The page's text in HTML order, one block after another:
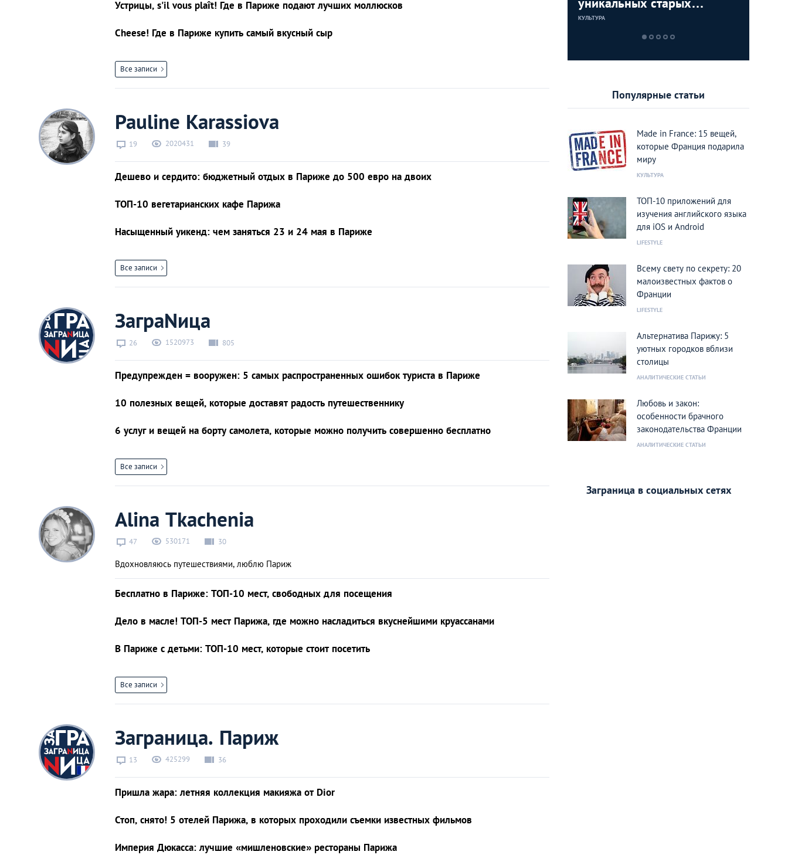
Киев
Лондон
Лос-Анджелес
Пхукет
Санкт-Петербург
Устрицы, s'il vous plaît! Где в Париже подают лучших моллюсков
Cheese! Где в Париже купить самый вкусный сыр
Все записи
Pauline Karassiova
19 2020431 39
Дешево и сердито: бюджетный отдых в Париже до 500 евро на двоих
ТОП-10 вегетарианских кафе Парижа
Насыщенный уикенд: чем заняться 23 и 24 мая в Париже
Все записи
ЗаграNица
26 1520973 805
Предупрежден = вооружен: 5 самых распространенных ошибок туриста в Париже
10 полезных вещей, которые доставят радость путешественнику
6 услуг и вещей на борту самолета, которые можно получить совершенно бесплатно
Все записи
Alina Tkachenia
47 530171 30
Вдохновляюсь путешествиями, люблю Париж
Бесплатно в Париже: ТОП-10 мест, свободных для посещения
Дело в масле! ТОП-5 мест Парижа, где можно насладиться вкуснейшими круассанами
В Париже с детьми: ТОП-10 мест, которые стоит посетить
Все записи
Заграница. Париж
13 425299 36
Пришла жара: летняя коллекция макияжа от Dior
Стоп, снято! 5 отелей Парижа, в которых проходили съемки известных фильмов
Империя Дюкасса: лучшие «мишленовские» рестораны Парижа
снимков Парижа от Jules
Gervais-Courtellemont
КУЛЬТУРА
Популярные статьи
Made in France: 15 вещей,
которые Франция подарила
миру
КУЛЬТУРА
ТОП-10 приложений для
изучения английского языка
для iOS и Android
LIFESTYLE
Всему свету по секрету: 20
малоизвестных фактов о
Франции
LIFESTYLE
Альтернатива Парижу: 5
уютных городков вблизи
столицы
АНАЛИТИЧЕСКИЕ СТАТЬИ
Любовь и закон:
особенности брачного
законодательства Франции
АНАЛИТИЧЕСКИЕ СТАТЬИ
Заграница в социальных сетях